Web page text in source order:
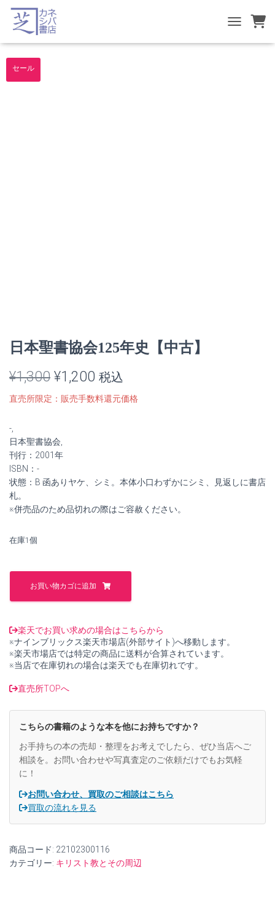
TOGGLE
セール
日本聖書協会125年史【中古】
¥1,300 元
の
格
¥1,300
で
¥1,200 現
在
は
¥1,200
税込
直売所限定：販売手数料還元価格
-,
日本聖書協会,
刊行：2001年
ISBN：-
状態：B 函ありヤケ、シミ。本体小口わずかにシミ、見返しに書店
札。
※併売品のため品切れの際はご容赦ください。
在庫1個
日
書
会
125
年
史
古】
お買い物カゴに追加
楽天でお買い求めの場合はこちらから
※ナインブリックス楽天市場店(外部サイト)へ移動します。
※楽天市場店では特定の商品に送料が合算されています。
※当店で在庫切れの場合は楽天でも在庫切れです。
直売所TOPへ
こちらの書籍のような本を他にお持ちですか？
お手持ちの本の売却・整理をお考えでしたら、ぜひ当店へご
相談を。お問い合わせや写真査定のご依頼だけでもお気軽
に！
お問い合わせ、買取のご相談はこちら
買取の流れを見る
商品コード: 22102300116
カテゴリー: キリスト教とその周辺